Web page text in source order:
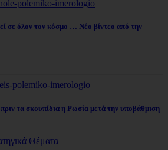
σε όλον τον κόσμο … Νέο βίντεο από την
τα σκουπίδια η Ρωσία μετά την υποβάθμιση
Θέματα